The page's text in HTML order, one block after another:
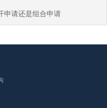
申请还是组合申请